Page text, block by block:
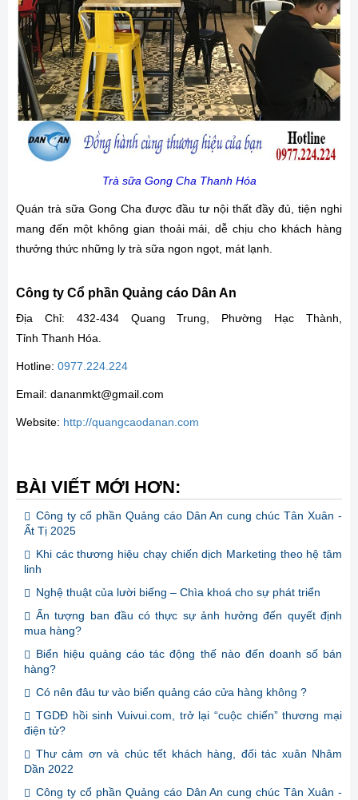
Trà sữa Gong Cha Thanh Hóa
Quán trà sữa Gong Cha được đầu tư nội thất đầy đủ, tiện nghi
mang đến một không gian thoải mái, dễ chịu cho khách hàng
thưởng thức những ly trà sữa ngon ngọt, mát lạnh.
Công ty Cổ phần Quảng cáo Dân An
Địa Chỉ: 432-434 Quang Trung, Phường Hạc Thành,
Tỉnh Thanh Hóa.
Hotline: 0977.224.224
Email: dananmkt@gmail.com
Website: http://quangcaodanan.com
BÀI VIẾT MỚI HƠN:
Công ty cổ phần Quảng cáo Dân An cung chúc Tân Xuân -
Ất Tị 2025
Khi các thương hiệu chạy chiến dịch Marketing theo hệ tâm
linh
Nghệ thuật của lười biếng – Chìa khoá cho sự phát triển
Ấn tượng ban đầu có thực sự ảnh hưởng đến quyết định
mua hàng?
Biển hiệu quảng cáo tác động thế nào đến doanh số bán
hàng?
Có nên đâu tư vào biển quảng cáo cửa hàng không ?
TGDĐ hồi sinh Vuivui.com, trở lại “cuộc chiến” thương mại
điện tử?
Thư cảm ơn và chúc tết khách hàng, đối tác xuân Nhâm
Dần 2022
Công ty cổ phần Quảng cáo Dân An cung chúc Tân Xuân -